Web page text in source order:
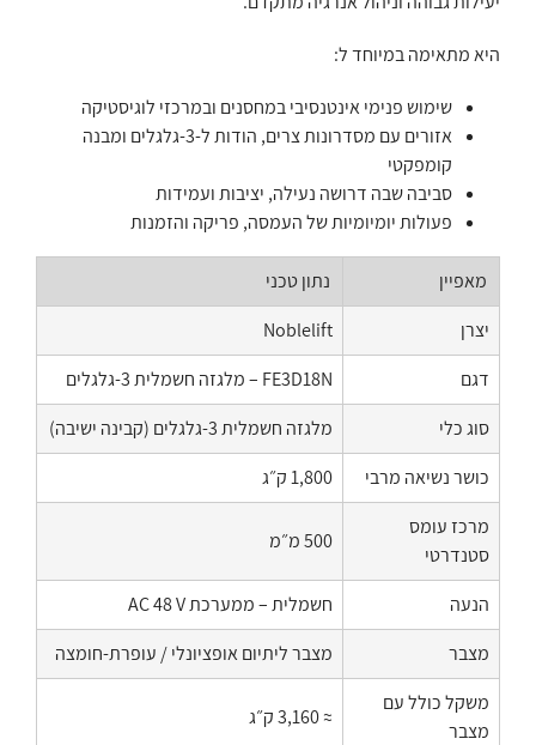
היא מתאימה במיוחד ל:
שימוש פנימי אינטנסיבי במחסנים ובמרכזי לוגיסטיקה
אזורים עם מסדרונות צרים, הודות ל-3-גלגלים ומבנה
קומפקטי
סביבה שבה דרושה נעילה, יציבות ועמידות
פעולות יומיומיות של העמסה, פריקה והזמנות
מאפיין
נתון טכני
יצרן
Noblelift
דגם
FE3D18N – מלגזה חשמלית 3-גלגלים
סוג כלי
מלגזה חשמלית 3-גלגלים (קבינה ישיבה)
כושר נשיאה מרבי
1,800 ק״ג
מרכז עומס
סטנדרטי
500 מ״מ
הנעה
חשמלית – ממערכת AC 48 V
מצבר
מצבר ליתיום אופציונלי / עופרת-חומצה
משקל כולל עם
מצבר
≈ 3,160 ק״ג